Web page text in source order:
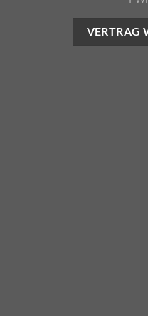
VERTRAG